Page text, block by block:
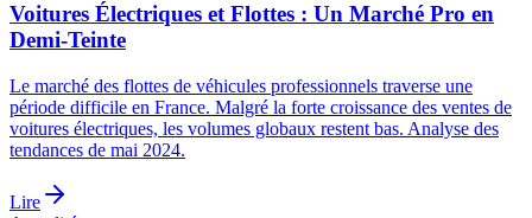
Voitures Électriques et Flottes : Un Marché Pro en
Demi-Teinte
Le marché des flottes de véhicules professionnels traverse une
période difficile en France. Malgré la forte croissance des ventes de
voitures électriques, les volumes globaux restent bas. Analyse des
tendances de mai 2024.
Lire